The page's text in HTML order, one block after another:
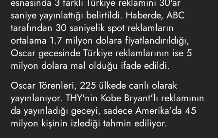
saniye yayınlattığı belirtildi. Haberde, ABC
tarafından 30 saniyelik spot reklamların
ortalama 1.7 milyon dolara fiyatlandırıldığı,
Oscar gecesinde Türkiye reklamlarının ise 5
milyon dolara mal olduğu ifade edildi.
Oscar Törenleri, 225 ülkede canlı olarak
yayınlanıyor. THY'nin Kobe Bryant'lı reklamının
da yayınladığı geceyi, sadece Amerika'da 45
milyon kişinin izlediği tahmin ediliyor.